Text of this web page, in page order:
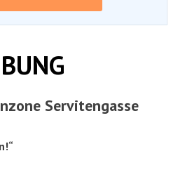
Servitengasse